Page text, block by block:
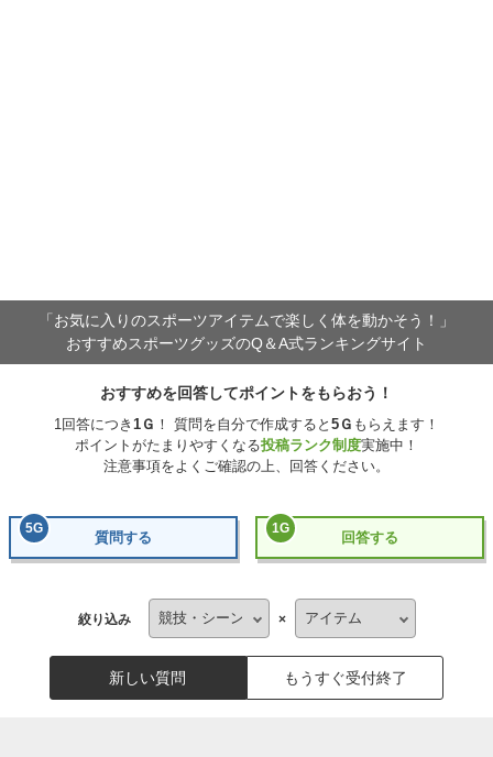
「お気に入りのスポーツアイテムで楽しく体を動かそう！」
おすすめスポーツグッズのQ＆A式ランキングサイト
おすすめを回答してポイントをもらおう！
1回答につき 1 Ｇ ！ 質問を自分で作成すると 5 Ｇ もらえます！
ポイントがたまりやすくなる投稿ランク制度実施中！
注意事項をよくご確認の上、回答ください。
5G
質問する
1G
回答する
絞り込み ×
新しい質問 もうすぐ受付終了